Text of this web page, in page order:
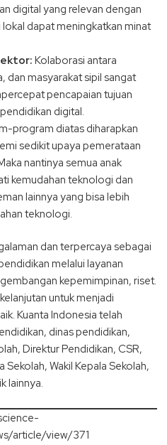
digital yang relevan dengan
dapat meningkatkan minat
Kolaborasi antara
dan masyarakat sipil sangat
pencapaian tujuan
digital.
program diatas diharapkan
sedikit upaya pemerataan
nantinya semua anak
kemudahan teknologi dan
lainnya yang bisa lebih
teknologi.
dan terpercaya sebagai
melalui layanan
kepemimpinan, riset.
untuk menjadi
Kuanta Indonesia telah
dinas pendidikan,
Direktur Pendidikan, CSR,
Sekolah, Wakil Kepala Sekolah,
lainnya.
article/view/371